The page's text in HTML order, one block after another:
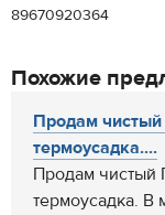
89670920364
Похожие
Продам
термоусадка....
Продам чистый
термоусадка. В